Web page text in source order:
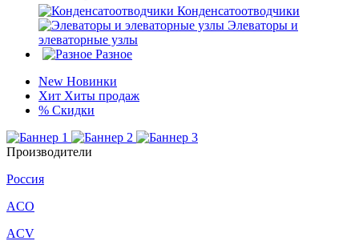
Конденсатоотводчики
Элеваторы и
элеваторные узлы
Разное
New Новинки
Хит Хиты продаж
% Скидки
Производители
Россия
ACO
ACV